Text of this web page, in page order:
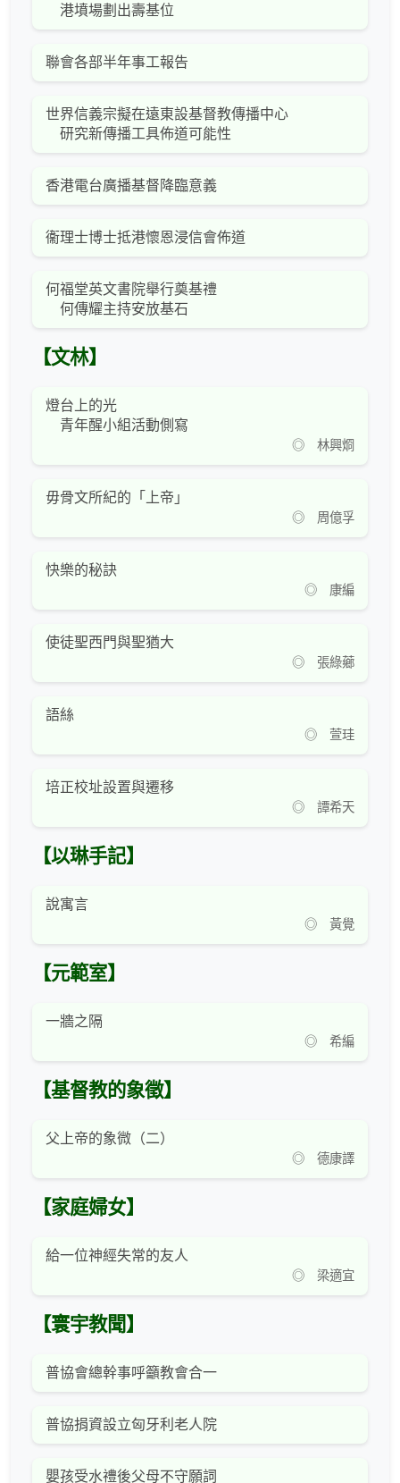
港墳場劃出壽基位
聯會各部半年事工報告
世界信義宗擬在遠東設基督教傳播中心
研究新傳播工具佈道可能性
香港電台廣播基督降臨意義
衞理士博士抵港懷恩浸信會佈道
何福堂英文書院舉行奠基禮
何傳耀主持安放基石
【文林】
燈台上的光
青年醒小組活動側寫
◎ 林興烱
毋骨文所紀的「上帝」
◎ 周億孚
快樂的秘訣
◎ 康編
使徒聖西門與聖猶大
◎ 張綠薌
語絲
◎ 萱珪
培正校址設置與遷移
◎ 譚希天
【以琳手記】
說寓言
◎ 黃覺
【元範室】
一牆之隔
◎ 希編
【基督教的象徵】
父上帝的象微（二）
◎ 德康譯
【家庭婦女】
給一位神經失常的友人
◎ 梁適宜
【寰宇教聞】
普協會總幹事呼籲教會合一
普協捐資設立匈牙利老人院
嬰孩受水禮後父母不守願詞